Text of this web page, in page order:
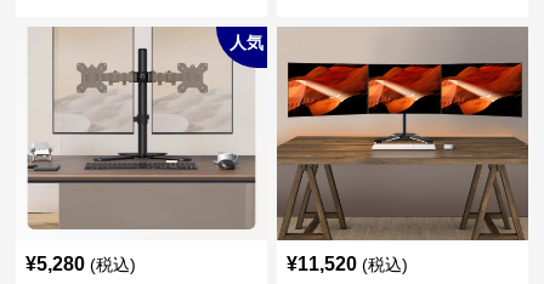
人気
¥5,280 (税込) ¥11,520 (税込)